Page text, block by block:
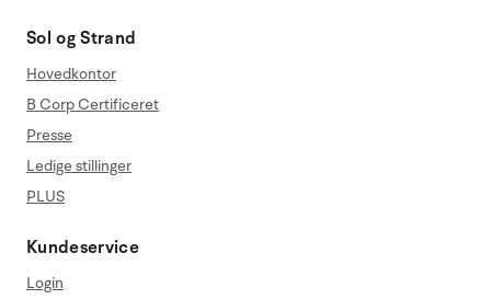
Sol og Strand
Hovedkontor
B Corp Certificeret
Presse
Ledige stillinger
PLUS
Kundeservice
Login